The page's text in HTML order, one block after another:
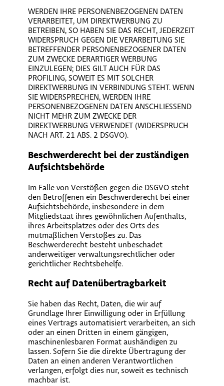
WERDEN IHRE PERSONENBEZOGENEN DATEN
VERARBEITET, UM DIREKTWERBUNG ZU
BETREIBEN, SO HABEN SIE DAS RECHT, JEDERZEIT
WIDERSPRUCH GEGEN DIE VERARBEITUNG SIE
BETREFFENDER PERSONENBEZOGENER DATEN
ZUM ZWECKE DERARTIGER WERBUNG
EINZULEGEN; DIES GILT AUCH FÜR DAS
PROFILING, SOWEIT ES MIT SOLCHER
DIREKTWERBUNG IN VERBINDUNG STEHT. WENN
SIE WIDERSPRECHEN, WERDEN IHRE
PERSONENBEZOGENEN DATEN ANSCHLIESSEND
NICHT MEHR ZUM ZWECKE DER
DIREKTWERBUNG VERWENDET (WIDERSPRUCH
NACH ART. 21 ABS. 2 DSGVO).
Beschwerde­recht bei der zuständigen
Aufsichts­behörde
Im Falle von Verstößen gegen die DSGVO steht
den Betroffenen ein Beschwerderecht bei einer
Aufsichtsbehörde, insbesondere in dem
Mitgliedstaat ihres gewöhnlichen Aufenthalts,
ihres Arbeitsplatzes oder des Orts des
mutmaßlichen Verstoßes zu. Das
Beschwerderecht besteht unbeschadet
anderweitiger verwaltungsrechtlicher oder
gerichtlicher Rechtsbehelfe.
Recht auf Daten­übertrag­barkeit
Sie haben das Recht, Daten, die wir auf
Grundlage Ihrer Einwilligung oder in Erfüllung
eines Vertrags automatisiert verarbeiten, an sich
oder an einen Dritten in einem gängigen,
maschinenlesbaren Format aushändigen zu
lassen. Sofern Sie die direkte Übertragung der
Daten an einen anderen Verantwortlichen
verlangen, erfolgt dies nur, soweit es technisch
machbar ist.